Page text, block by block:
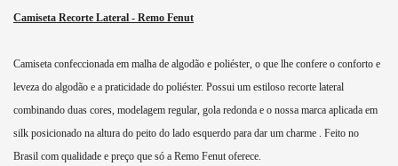
Camiseta Recorte Lateral - Remo Fenut
Camiseta confeccionada em malha de algodão e poliéster, o que lhe confere o conforto e
leveza do algodão e a praticidade do poliéster. Possui um estiloso recorte lateral
combinando duas cores, modelagem regular, gola redonda e o nossa marca aplicada em
silk posicionado na altura do peito do lado esquerdo para dar um charme . Feito no
Brasil com qualidade e preço que só a Remo Fenut oferece.